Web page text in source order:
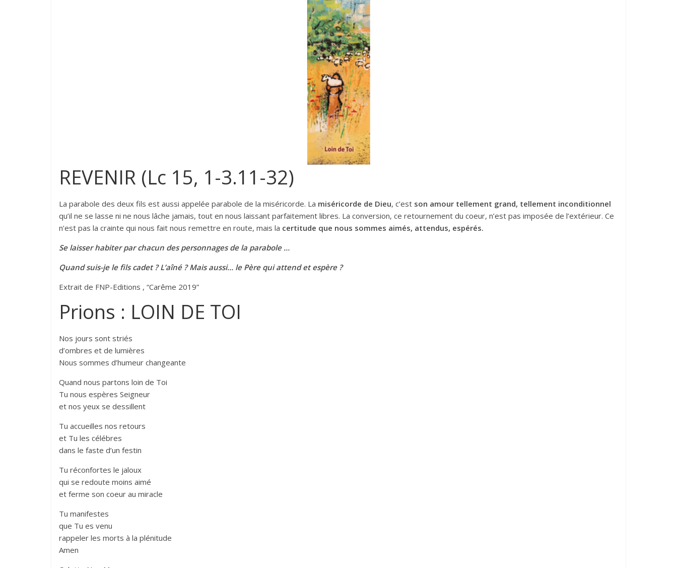
REVENIR (Lc 15, 1-3.11-32)
La parabole des deux fils est aussi appelée parabole de la miséricorde. La miséricorde de Dieu, c’est son amour tellement grand, tellement inconditionnel
qu’il ne se lasse ni ne nous lâche jamais, tout en nous laissant parfaitement libres. La conversion, ce retournement du coeur, n’est pas imposée de l’extérieur. Ce
n’est pas la crainte qui nous fait nous remettre en route, mais la certitude que nous sommes aimés, attendus, espérés.
Se laisser habiter par chacun des personnages de la parabole …
Quand suis-je le fils cadet ? L’aîné ? Mais aussi… le Père qui attend et espère ?
Extrait de FNP-Editions , “Carême 2019”
Prions : LOIN DE TOI
Nos jours sont striés
d’ombres et de lumières
Nous sommes d’humeur changeante
Quand nous partons loin de Toi
Tu nous espères Seigneur
et nos yeux se dessillent
Tu accueilles nos retours
et Tu les célébres
dans le faste d’un festin
Tu réconfortes le jaloux
qui se redoute moins aimé
et ferme son coeur au miracle
Tu manifestes
que Tu es venu
rappeler les morts à la plénitude
Amen